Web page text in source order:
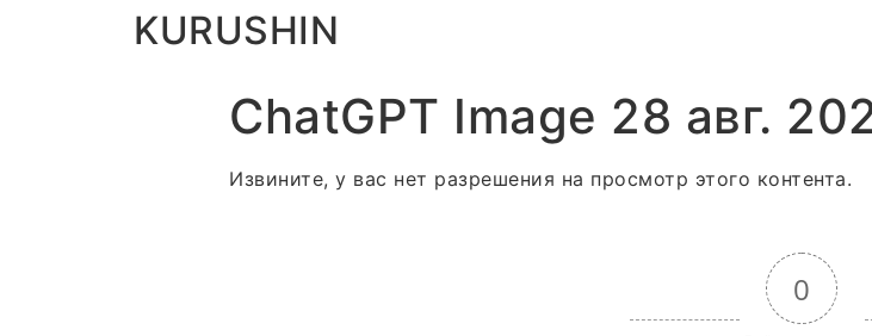
KURUSHIN
ChatGPT Image 28 авг.
Извините, у вас нет разрешения на просмотр этого контента.
0